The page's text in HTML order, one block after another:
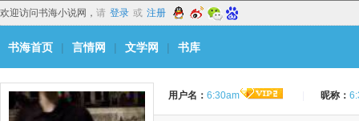
欢迎访问书海小说网， 请 登录 或 注册
书海首页 | 言情网 | 文学网 | 书库
用户名： 6:30am 昵称：